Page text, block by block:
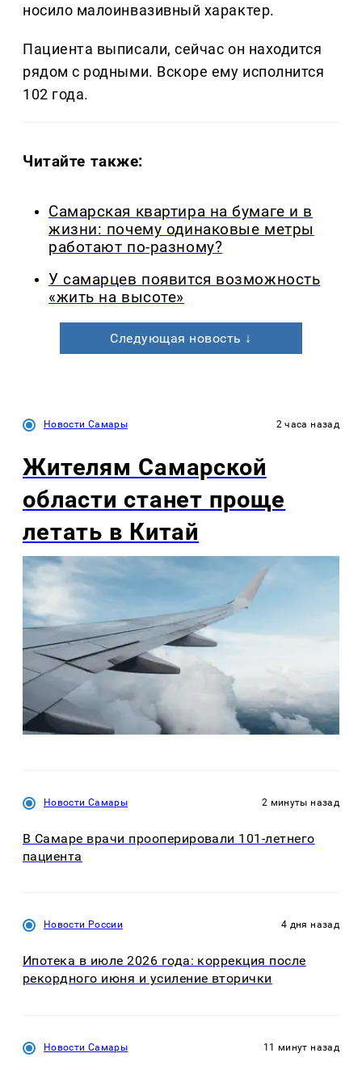
носило малоинвазивный характер.
Пациента выписали, сейчас он находится
рядом с родными. Вскоре ему исполнится
102 года.
Читайте также:
Самарская квартира на бумаге и в
жизни: почему одинаковые метры
работают по-разному?
У самарцев появится возможность
«жить на высоте»
Следующая новость ↓
Новости Самары 2 часа назад
Жителям Самарской
области станет проще
летать в Китай
Новости Самары 2 минуты назад
В Самаре врачи прооперировали 101-летнего
пациента
Новости России 4 дня назад
Ипотека в июле 2026 года: коррекция после
рекордного июня и усиление вторички
Новости Самары 11 минут назад